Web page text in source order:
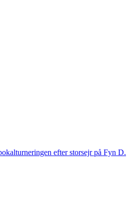
efter storsejr på Fyn D.